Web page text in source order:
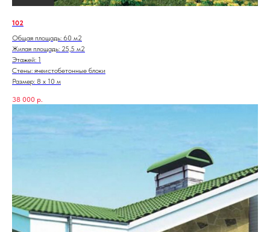
102
Общая площадь: 60 м2
Жилая площадь: 25,5 м2
Этажей: 1
Стены: ячеистобетонные блоки
Размер: 8 х 10 м
38 000 р.